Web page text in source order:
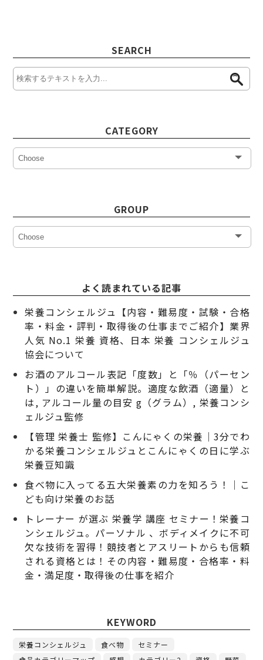
SEARCH
CATEGORY
GROUP
よく読まれている記事
栄養コンシェルジュ【内容・難易度・試験・合格
率・料金・評判・取得後の仕事までご紹介】業界
人気 No.1 栄養 資格、日本 栄養 コンシェルジュ
協会について
お酒のアルコール表記「度数」と「％（パーセン
ト）」の違いを簡単解説。適度な飲酒（適量）と
は, アルコール量の目安 g（グラム）, 栄養コンシ
ェルジュ監修
【管理 栄養士 監修】こんにゃくの栄養｜3分でわ
かる栄養コンシェルジュとこんにゃくの日に学ぶ
栄養豆知識
食べ物に入ってる五大栄養素の力を知ろう！｜こ
ども向け栄養のお話
トレーナー が選ぶ 栄養学 講座 セミナー！栄養コ
ンシェルジュ。パーソナル 、ボディメイクに不可
欠な技術を習得！競技者とアスリートからも信頼
される資格とは！その内容・難易度・合格率・料
金・満足度・取得後の仕事を紹介
KEYWORD
栄養コンシェルジュ 食べ物
セミナー